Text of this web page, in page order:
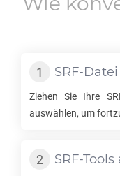
SRF-
Ziehen Sie Ihre
auswählen, um
SRF-